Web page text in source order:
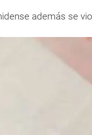
además se